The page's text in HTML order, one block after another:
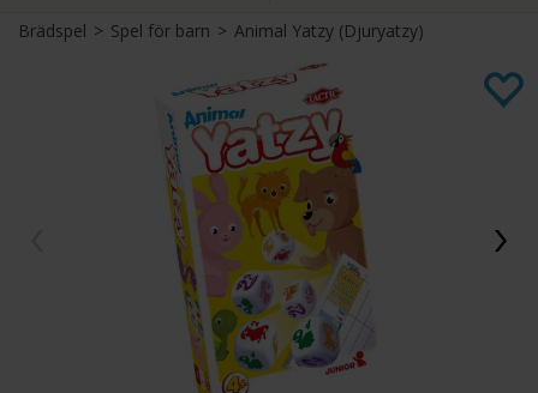
Brädspel>Spel för barn>Animal Yatzy (Djuryatzy)